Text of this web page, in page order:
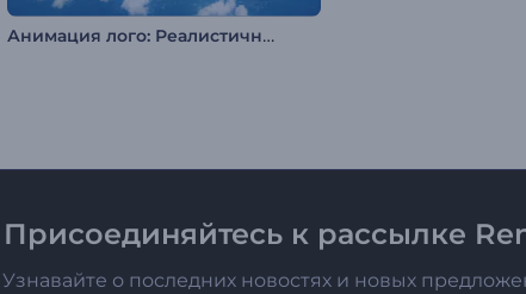
Анимация лого: Реалистичный самолет
Присоединяйтесь к рассылке
Узнавайте о последних новостях и новых